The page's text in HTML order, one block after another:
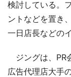
検討している。
ントなどを置き
一日店長などの
ジングは、PR
広告代理店大手